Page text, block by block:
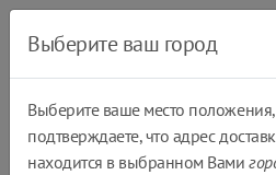
Выберите ваш город
Выберите ваше место
подтверждаете, что адрес
находится в выбранном Вами